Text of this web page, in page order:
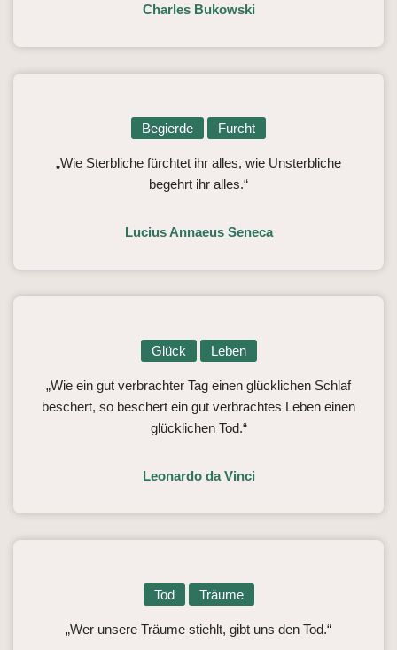
Charles Bukowski
Begierde Furcht
„Wie Sterbliche fürchtet ihr alles, wie Unsterbliche
begehrt ihr alles.“
Lucius Annaeus Seneca
Glück Leben
„Wie ein gut verbrachter Tag einen glücklichen Schlaf
beschert, so beschert ein gut verbrachtes Leben einen
glücklichen Tod.“
Leonardo da Vinci
Tod Träume
„Wer unsere Träume stiehlt, gibt uns den Tod.“